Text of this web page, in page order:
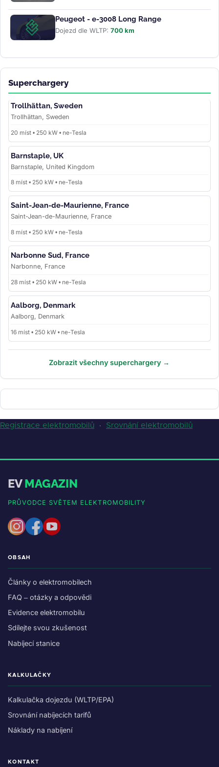
Peugeot - e-3008 Long Range
Dojezd dle WLTP: 700 km
Superchargery
Trollhättan, Sweden
Trollhättan, Sweden
20 míst • 250 kW • ne-Tesla
Barnstaple, UK
Barnstaple, United Kingdom
8 míst • 250 kW • ne-Tesla
Saint-Jean-de-Maurienne, France
Saint-Jean-de-Maurienne, France
8 míst • 250 kW • ne-Tesla
Narbonne Sud, France
Narbonne, France
28 míst • 250 kW • ne-Tesla
Aalborg, Denmark
Aalborg, Denmark
16 míst • 250 kW • ne-Tesla
Zobrazit všechny superchargery →
Registrace elektromobilů · Srovnání elektromobilů
EVMAGAZIN
PRŮVODCE SVĚTEM ELEKTROMOBILITY
OBSAH
Články o elektromobilech
FAQ – otázky a odpovědi
Evidence elektromobilu
Sdílejte svou zkušenost
Nabíjecí stanice
KALKULAČKY
Kalkulačka dojezdu (WLTP/EPA)
Srovnání nabíjecích tarifů
Náklady na nabíjení
KONTAKT